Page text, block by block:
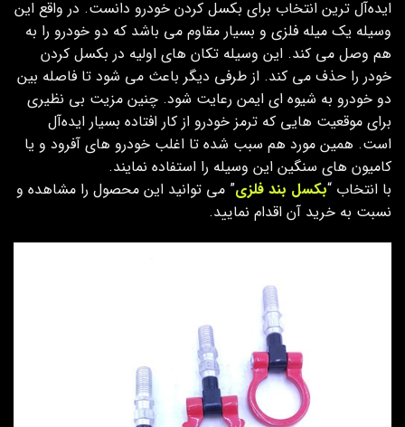
ایده‌آل ترین انتخاب برای بکسل کردن خودرو دانست. در واقع این
وسیله یک میله فلزی و بسیار مقاوم می باشد که دو خودرو را به
هم وصل می کند. این وسیله تکان های اولیه در بکسل کردن
خودر را حذف می کند. از طرفی دیگر باعث می شود تا فاصله بین
دو خودرو به شیوه ای ایمن رعایت شود. چنین مزیت بی نظیری
برای موقعیت هایی که ترمز خودرو از کار افتاده بسیار ایده‌آل
است. همین مورد هم سبب شده تا اغلب خودرو های آفرود و یا
کامیون های سنگین این وسیله را استفاده نمایند.
با انتخاب “بکسل بند فلزی” می توانید این محصول را مشاهده و
نسبت به خرید آن اقدام نمایید.